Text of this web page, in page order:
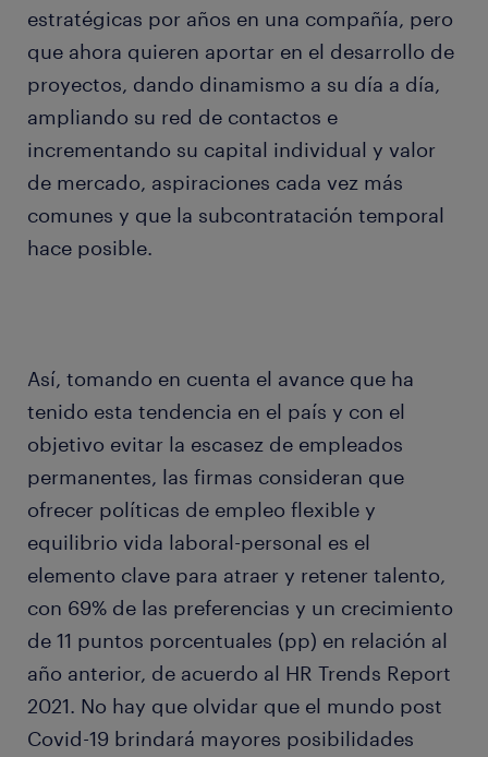
estratégicas por años en una compañía, pero
que ahora quieren aportar en el desarrollo de
proyectos, dando dinamismo a su día a día,
ampliando su red de contactos e
incrementando su capital individual y valor
de mercado, aspiraciones cada vez más
comunes y que la subcontratación temporal
hace posible.
Así, tomando en cuenta el avance que ha
tenido esta tendencia en el país y con el
objetivo evitar la escasez de empleados
permanentes, las firmas consideran que
ofrecer políticas de empleo flexible y
equilibrio vida laboral-personal es el
elemento clave para atraer y retener talento,
con 69% de las preferencias y un crecimiento
de 11 puntos porcentuales (pp) en relación al
año anterior, de acuerdo al HR Trends Report
2021. No hay que olvidar que el mundo post
Covid-19 brindará mayores posibilidades